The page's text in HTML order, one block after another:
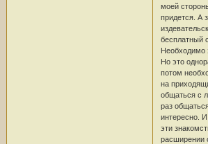
моей
придется. А
бесплатный
Необходимо
Но это
потом
на
общаться с
раз
интересно.
эти
расширении